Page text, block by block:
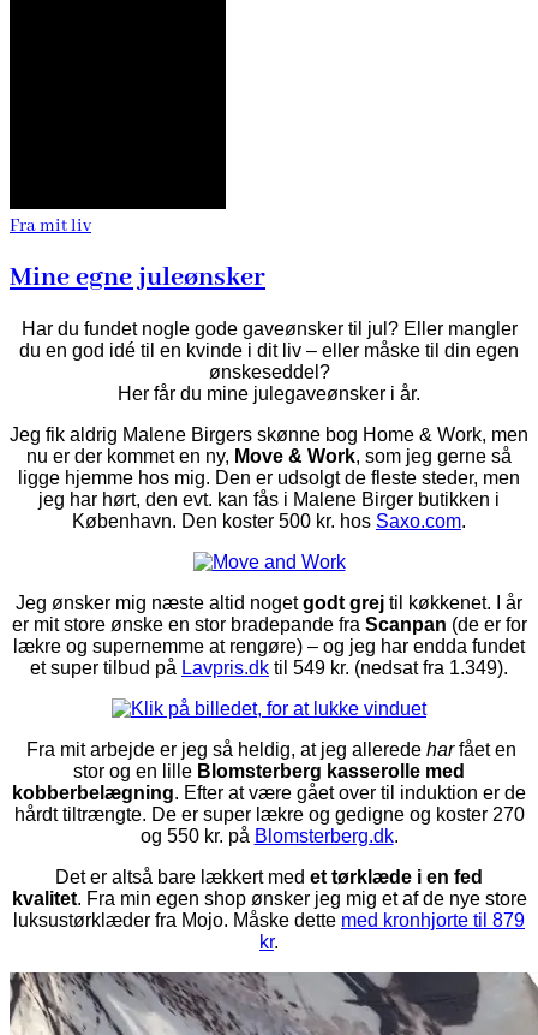
Fra mit liv
Mine egne juleønsker
Har du fundet nogle gode gaveønsker til jul? Eller mangler
du en god idé til en kvinde i dit liv – eller måske til din egen
ønskeseddel?
Her får du mine julegaveønsker i år.
Jeg fik aldrig Malene Birgers skønne bog Home & Work, men
nu er der kommet en ny, Move & Work, som jeg gerne så
ligge hjemme hos mig. Den er udsolgt de fleste steder, men
jeg har hørt, den evt. kan fås i Malene Birger butikken i
København. Den koster 500 kr. hos Saxo.com.
Jeg ønsker mig næste altid nogetgodt grej til køkkenet. I år
er mit store ønske en stor bradepande fra Scanpan (de er for
lækre og supernemme at rengøre) – og jeg har endda fundet
et super tilbud på Lavpris.dk til 549 kr. (nedsat fra 1.349).
Fra mit arbejde er jeg så heldig, at jeg allerede harfået en
stor og en lille Blomsterberg kasserolle med
kobberbelægning. Efter at være gået over til induktion er de
hårdt tiltrængte. De er super lækre og gedigne og koster 270
og 550 kr. på Blomsterberg.dk.
Det er altså bare lækkert med et tørklæde i en fed
kvalitet. Fra min egen shop ønsker jeg mig et af de nye store
luksustørklæder fra Mojo. Måske dette med kronhjorte til 879
kr.